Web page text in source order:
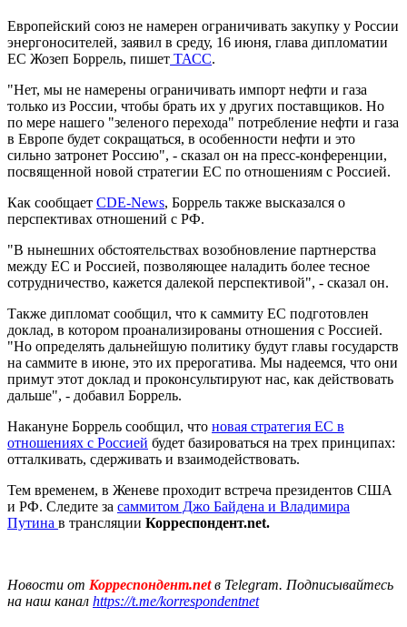
Европейский союз не намерен ограничивать закупку у России
энергоносителей, заявил в среду, 16 июня, глава дипломатии
ЕС Жозеп Боррель, пишет ТАСС.
"Нет, мы не намерены ограничивать импорт нефти и газа
только из России, чтобы брать их у других поставщиков. Но
по мере нашего "зеленого перехода" потребление нефти и газа
в Европе будет сокращаться, в особенности нефти и это
сильно затронет Россию", - сказал он на пресс-конференции,
посвященной новой стратегии ЕС по отношениям с Россией.
Как сообщает CDE-News, Боррель также высказался о
перспективах отношений с РФ.
"В нынешних обстоятельствах возобновление партнерства
между ЕС и Россией, позволяющее наладить более тесное
сотрудничество, кажется далекой перспективой", - сказал он.
Также дипломат сообщил, что к саммиту ЕС подготовлен
доклад, в котором проанализированы отношения с Россией.
"Но определять дальнейшую политику будут главы государств
на саммите в июне, это их прерогатива. Мы надеемся, что они
примут этот доклад и проконсультируют нас, как действовать
дальше", - добавил Боррель.
Накануне Боррель сообщил, что новая стратегия ЕС в
отношениях с Россией будет базироваться на трех принципах:
отталкивать, сдерживать и взаимодействовать.
Тем временем, в Женеве проходит встреча президентов США
и РФ. Следите за саммитом Джо Байдена и Владимира
Путина в трансляции Корреспондент.net.
Новости от Корреспондент.netв Telegram. Подписывайтесь
на наш канал https://t.me/korrespondentnet